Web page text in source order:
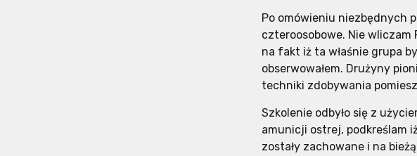
Po omówieniu niezbędnych
czteroosobowe. Nie wliczam
na fakt iż ta właśnie grupa
obserwowałem. Drużyny
techniki zdobywania
Szkolenie odbyło się z
amunicji ostrej, podkreślam
zostały zachowane i na